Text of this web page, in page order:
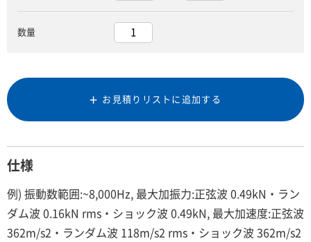
数量
お見積りリストに追加する
仕様
例) 振動数範囲:~8,000Hz, 最大加振力:正弦波 0.49kN・ラン
ダム波 0.16kN rms・ショック波 0.49kN, 最大加速度:正弦波
362m/s2・ランダム波 118m/s2 rms・ショック波 362m/s2